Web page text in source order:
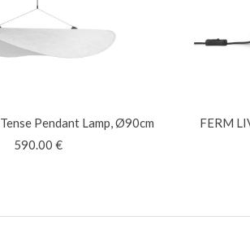
Tense Pendant Lamp, Ø90cm
590.00 €
FERM